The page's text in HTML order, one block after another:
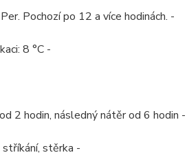
Pochozí po 12 a více hodinách. -
8 °C -
2 hodin, následný nátěr od 6 hodin -
stěrka -